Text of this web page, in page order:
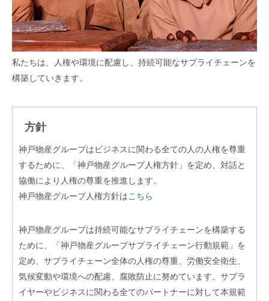
私たちは、人権や環境に配慮し、持続可能なサプライチェーンを
構築していきます。
方針
神戸物産グループはビジネスに関わる全ての人の人権を尊重
するために、「神戸物産グループ人権方針」を定め、対話と
協働により人権の尊重を推進します。
神戸物産グループ人権方針はこちら
神戸物産グループは持続可能なサプライチェーンを構築する
ために、「神戸物産グループサプライチェーン行動規範」を
定め、サプライチェーン全体の人権の尊重、労働安全衛生、
気候変動や環境への配慮、腐敗防止に努めています。サプラ
イヤーやビジネスに関わる全てのパートナーに対して本規範